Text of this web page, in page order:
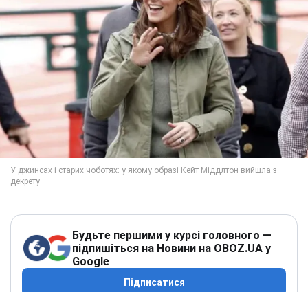
Будьте першими у курсі головного —
підпишіться на Новини на OBOZ.UA у
Google
Підписатися